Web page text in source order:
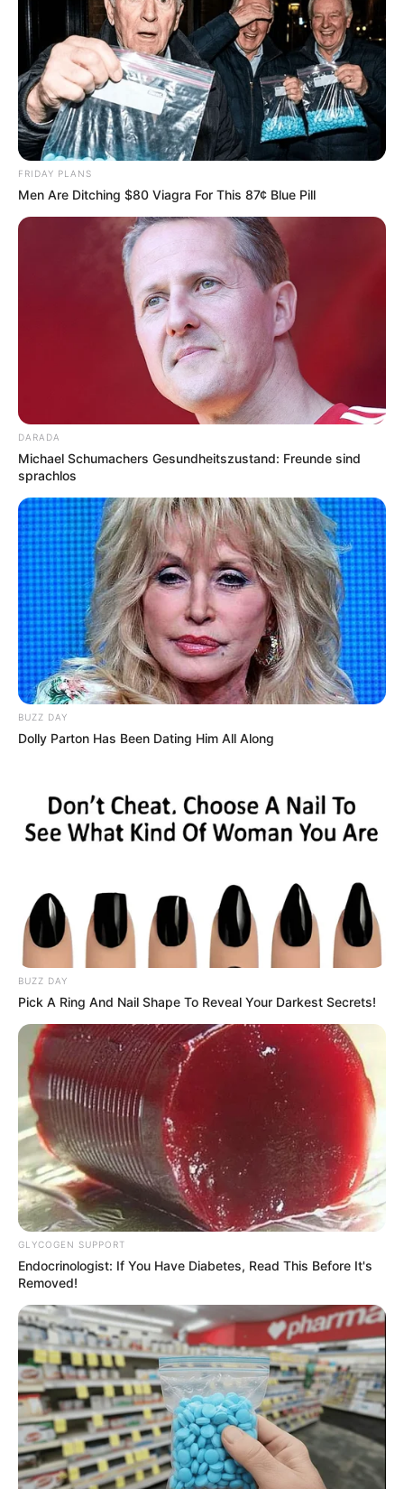
FRIDAY PLANS
Men Are Ditching $80 Viagra For This 87¢ Blue Pill
DARADA
Michael Schumachers Gesundheitszustand: Freunde sind
sprachlos
BUZZ DAY
Dolly Parton Has Been Dating Him All Along
BUZZ DAY
Pick A Ring And Nail Shape To Reveal Your Darkest Secrets!
GLYCOGEN SUPPORT
Endocrinologist: If You Have Diabetes, Read This Before It's
Removed!